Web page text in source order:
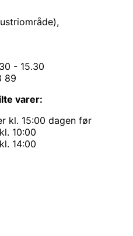
- 15.30
89
varer:
kl. 15:00 dagen før
10:00
14:00